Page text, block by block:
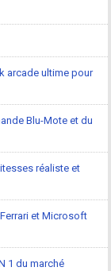
arcade ultime pour
Blu-Mote et du
réaliste et
et Microsoft
1 du marché